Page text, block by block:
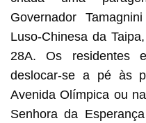
Governador
Luso-Chinesa da
28A. Os residentes
deslocar-se a pé às
Avenida Olímpica ou
Senhora da